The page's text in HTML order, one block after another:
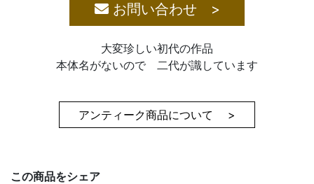
お問い合わせ >
大変珍しい初代の作品
本体名がないので 二代が識しています
アンティーク商品について >
この商品をシェア